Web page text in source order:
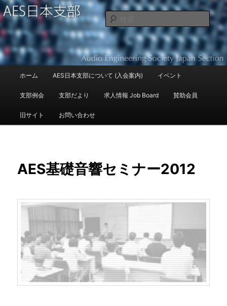
AES日本支部
Audio Engineering Society Japan Section
検
索
ュ
メ
イ
ン
ン
ン
ツ
へ
ホーム AES日本支部について (入会案内) イベント
支部例会 支部だより 求人情報 Job Board 賛助会員
旧サイト お問い合わせ
AES基礎音響セミナー2012